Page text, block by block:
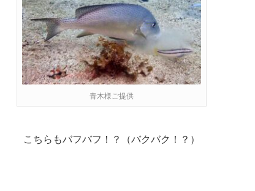
青木様ご提供
こちらもバフバフ！？（バクバク！？）